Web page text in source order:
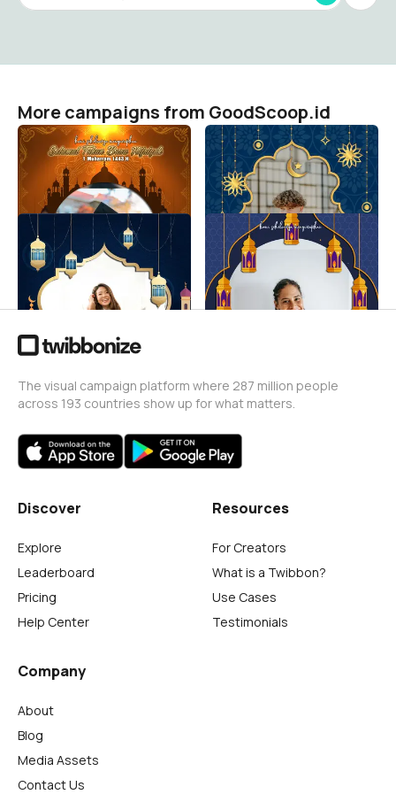
More campaigns from GoodScoop.id
Tahun Baru Hijriyah 2021 -
Tahun Baru Islam 1443 H
GoodScoop.id
Tahun Baru Hijriyah 2021 -
Tahun Baru Islam 1443 H
GoodScoop.id
13
Tahun Baru Hijriyah 2021 -
Tahun Baru Islam 1443 H
GoodScoop.id
12
Tahun Baru Hijriyah 2021 -
Tahun Baru Islam 1443 H
GoodScoop.id
7
The visual campaign platform where 287 million people
across 193 countries show up for what matters.
Discover
Explore
Leaderboard
Pricing
Help Center
Resources
For Creators
What is a Twibbon?
Use Cases
Testimonials
Company
About
Blog
Media Assets
Contact Us